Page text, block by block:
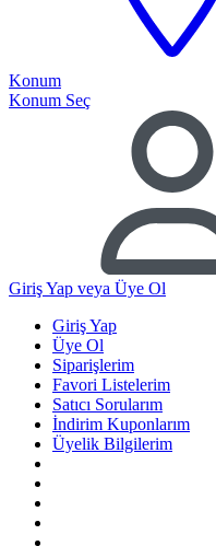
Konum
Konum Seç
Giriş Yap veya Üye Ol
Giriş Yap
Üye Ol
Siparişlerim
Favori Listelerim
Satıcı Sorularım
İndirim Kuponlarım
Üyelik Bilgilerim